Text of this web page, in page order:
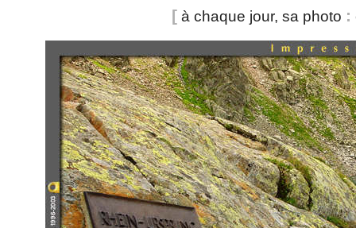
[à chaque jour, sa photo :